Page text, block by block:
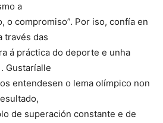
a
o compromiso”. Por iso, confía en
través das
á práctica do deporte e unha
Gustaríalle
entendesen o lema olímpico non
de superación constante e de